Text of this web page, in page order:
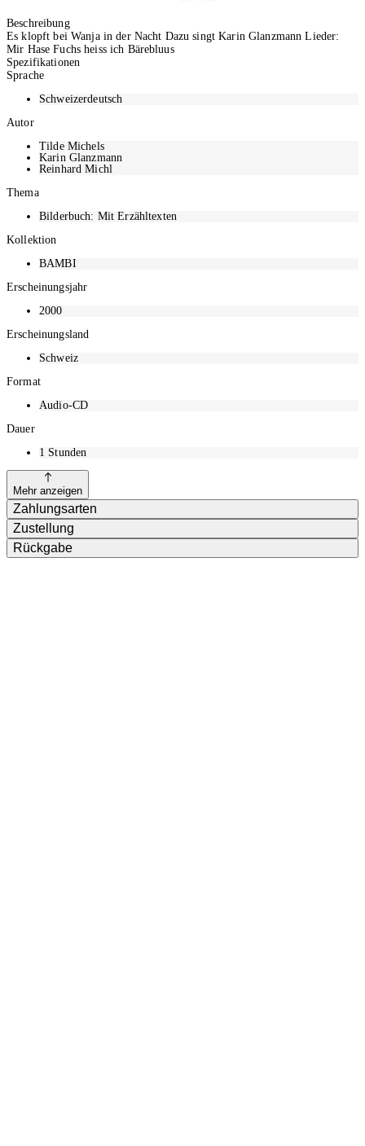
Beschreibung
Es klopft bei Wanja in der Nacht Dazu singt Karin Glanzmann Lieder:
Mir Hase Fuchs heiss ich Bärebluus
Spezifikationen
Sprache
Schweizerdeutsch
Autor
Tilde Michels
Karin Glanzmann
Reinhard Michl
Thema
Bilderbuch: Mit Erzähltexten
Kollektion
BAMBI
Erscheinungsjahr
2000
Erscheinungsland
Schweiz
Format
Audio-CD
Dauer
1 Stunden
Mehr anzeigen
Zahlungsarten
Zustellung
Rückgabe